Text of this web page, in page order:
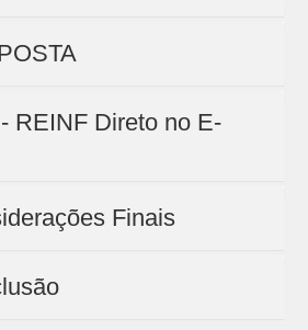
REINF Direto no E-
Finais